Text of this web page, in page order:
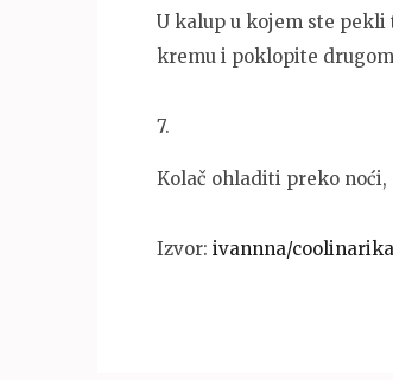
U kalup u kojem ste
kremu i poklopite
7.
Kolač ohladiti preko
Izvor: ivannna/